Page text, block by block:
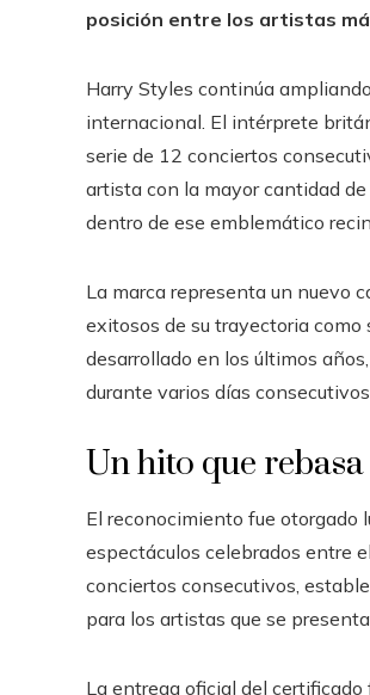
posición entre los artistas
Harry Styles continúa
internacional. El intérprete
serie de 12 conciertos
artista con la mayor cantidad
dentro de ese emblemático
La marca representa un nuevo
exitosos de su trayectoria
desarrollado en los últimos
durante varios días consecutivos.
Un hito que
El reconocimiento fue otorgado
espectáculos celebrados entre
conciertos consecutivos,
para los artistas que se
La entrega oficial del certificado